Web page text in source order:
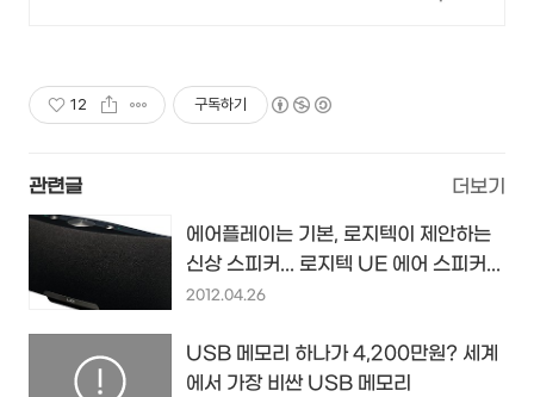
12 구독하기
관련글 더보기
에어플레이는 기본, 로지텍이 제안하는
신상 스피커... 로지텍 UE 에어 스피커...
2012.04.26
USB 메모리 하나가 4,200만원? 세계
에서 가장 비싼 USB 메모리